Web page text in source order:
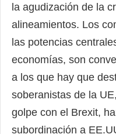
la agudización de la
alineamientos. Los
las potencias
economías, son
a los que hay que
soberanistas de la
golpe con el Brexit,
subordinación a